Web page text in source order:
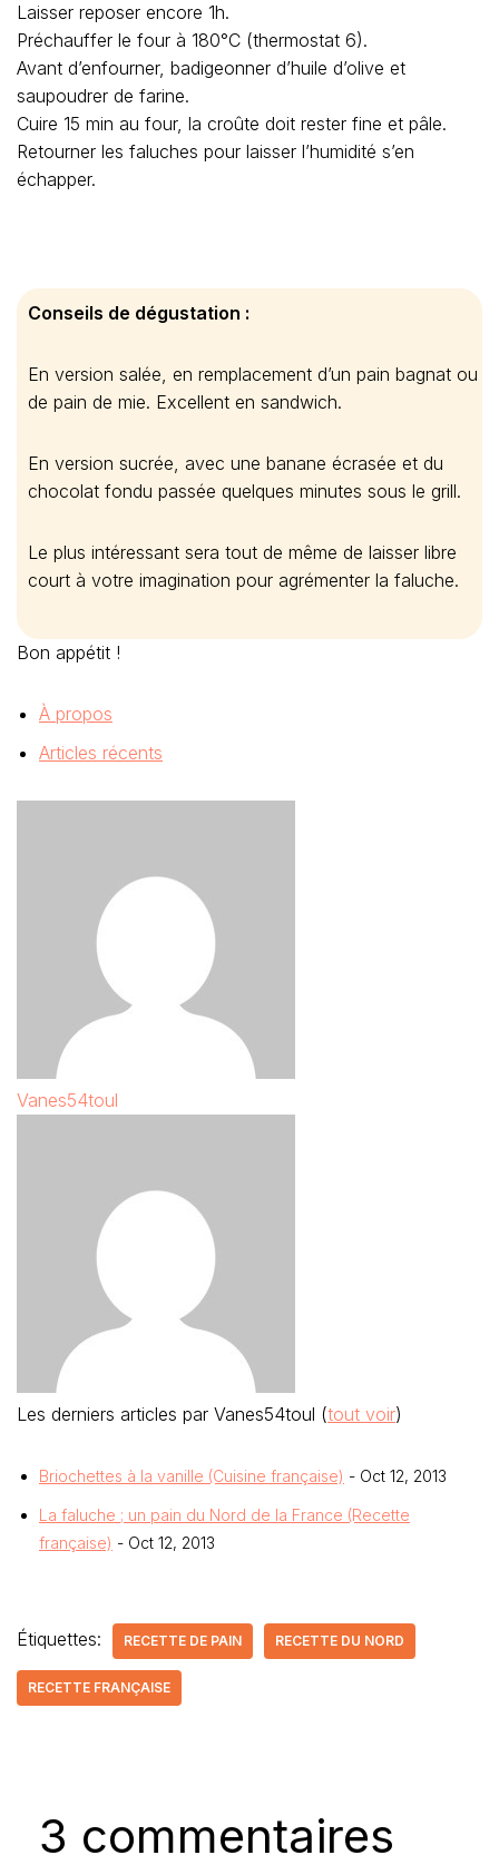
Laisser reposer encore 1h.
Préchauffer le four à 180°C (thermostat 6).
Avant d’enfourner, badigeonner d’huile d’olive et
saupoudrer de farine.
Cuire 15 min au four, la croûte doit rester fine et pâle.
Retourner les faluches pour laisser l’humidité s’en
échapper.
Conseils de dégustation :
En version salée, en remplacement d’un pain bagnat ou
de pain de mie. Excellent en sandwich.
En version sucrée, avec une banane écrasée et du
chocolat fondu passée quelques minutes sous le grill.
Le plus intéressant sera tout de même de laisser libre
court à votre imagination pour agrémenter la faluche.
Bon appétit !
À propos
Articles récents
Vanes54toul
Les derniers articles par Vanes54toul (tout voir)
Briochettes à la vanille (Cuisine française) - Oct 12, 2013
La faluche ; un pain du Nord de la France (Recette
française) - Oct 12, 2013
Étiquettes: RECETTE DE PAIN RECETTE DU NORD
RECETTE FRANÇAISE
3 commentaires